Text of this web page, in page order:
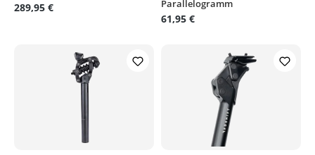
289,95 €
Parallelogramm
61,95 €